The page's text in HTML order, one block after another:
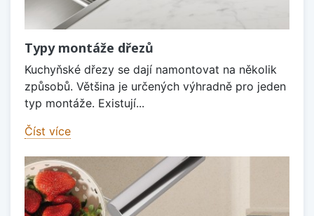
Typy montáže dřezů
Kuchyňské dřezy se dají namontovat na několik
způsobů. Většina je určených výhradně pro jeden
typ montáže. Existují...
Číst více